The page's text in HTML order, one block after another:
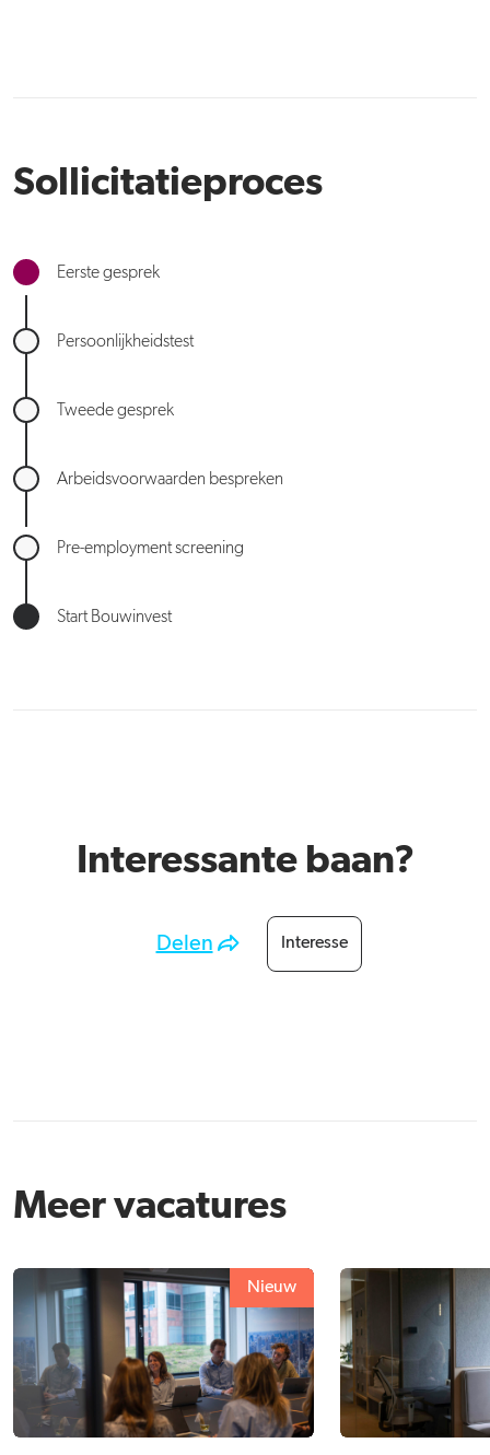
Sollicitatieproces
Eerste gesprek
Persoonlijkheidstest
Tweede gesprek
Arbeidsvoorwaarden bespreken
Pre-employment screening
Start Bouwinvest
Interessante baan?
Delen Interesse
Meer vacatures
Nieuw